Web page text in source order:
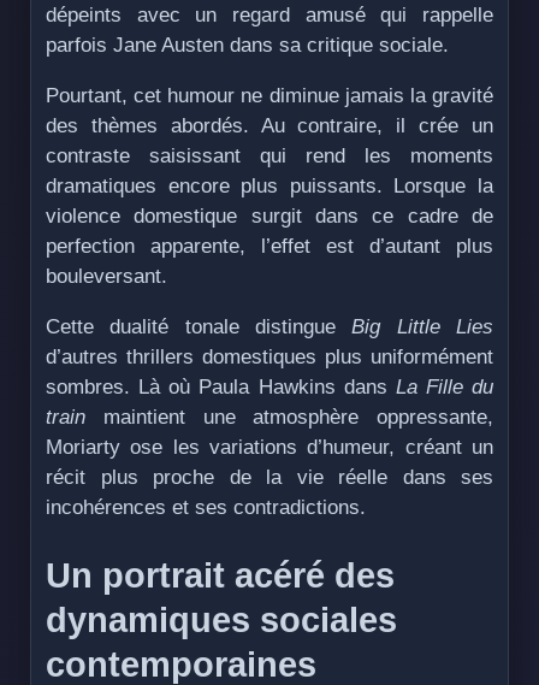
dépeints avec un regard amusé qui rappelle
parfois Jane Austen dans sa critique sociale.
Pourtant, cet humour ne diminue jamais la gravité
des thèmes abordés. Au contraire, il crée un
contraste saisissant qui rend les moments
dramatiques encore plus puissants. Lorsque la
violence domestique surgit dans ce cadre de
perfection apparente, l’effet est d’autant plus
bouleversant.
Cette dualité tonale distingueBig Little Lies
d’autres thrillers domestiques plus uniformément
sombres. Là où Paula Hawkins dans La Fille du
train maintient une atmosphère oppressante,
Moriarty ose les variations d’humeur, créant un
récit plus proche de la vie réelle dans ses
incohérences et ses contradictions.
Un portrait acéré des
dynamiques sociales
contemporaines